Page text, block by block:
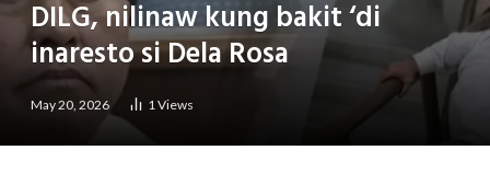
DILG, nilinaw kung bakit ‘di
inaresto si Dela Rosa
May 20, 2026 1Views